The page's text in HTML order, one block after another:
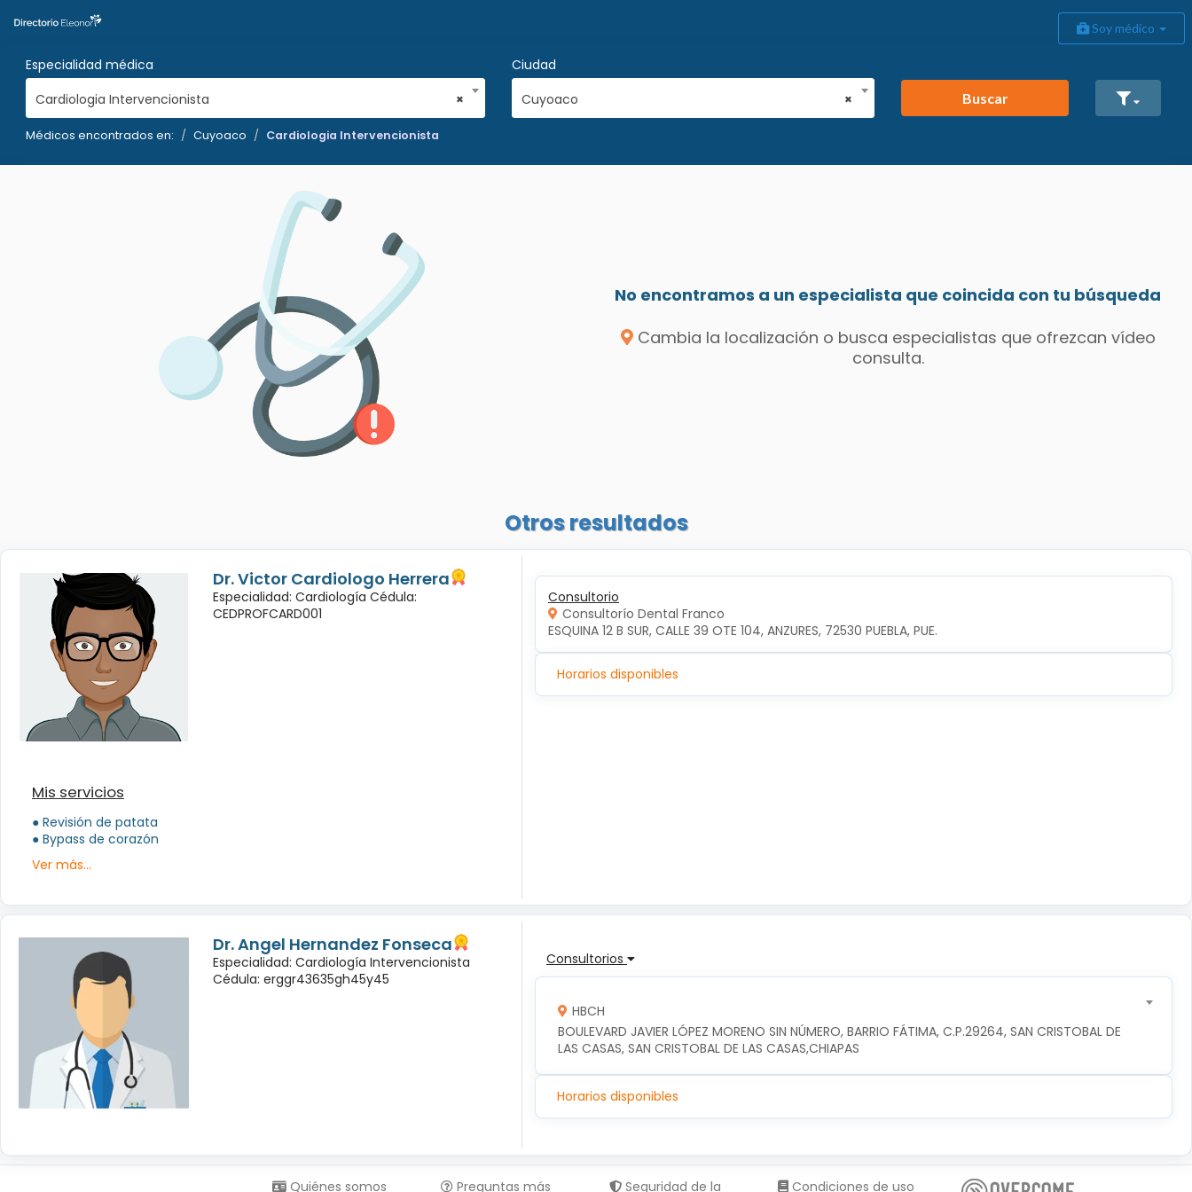
Soy médico
Especialidad médica
×
Cardiologia Intervencionista
Ciudad
×
Cuyoaco Buscar
Médicos encontrados en: Cuyoaco Cardiologia Intervencionista
No encontramos a un especialista que coincida con tu búsqueda
Cambia la localización o busca especialistas que ofrezcan vídeo
consulta.
Otros resultados
Dr. Victor Cardiologo Herrera
Especialidad: Cardiología Cédula:
CEDPROFCARD001
Mis servicios
● Revisión de patata
● Bypass de corazón
Ver más...
Consultorio
Consultorío Dental Franco
ESQUINA 12 B SUR, CALLE 39 OTE 104, ANZURES, 72530 PUEBLA, PUE.
Horarios disponibles
Dr. Angel Hernandez Fonseca
Especialidad: Cardiología Intervencionista
Cédula: erggr43635gh45y45
Consultorios
HBCH
BOULEVARD JAVIER LÓPEZ MORENO SIN NÚMERO, BARRIO FÁTIMA, C.P.29264, SAN CRISTOBAL DE
LAS CASAS, SAN CRISTOBAL DE LAS CASAS,CHIAPAS
Horarios disponibles
Quiénes somos Preguntas más Seguridad de la Condiciones de uso